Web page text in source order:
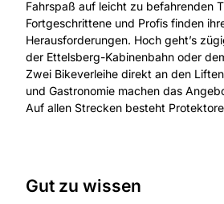
Fahrspaß auf leicht zu befahrenden
Fortgeschrittene und Profis finden
Herausforderungen. Hoch geht’s
der Ettelsberg-Kabinenbahn oder
Zwei Bikeverleihe direkt an den
und Gastronomie machen das
Auf allen Strecken besteht
Gut zu wissen